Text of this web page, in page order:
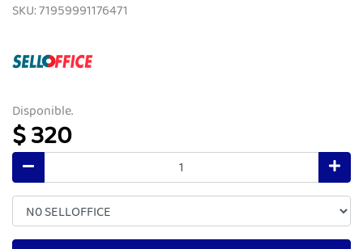
SKU: 71959991176471
Disponible.
$ 320